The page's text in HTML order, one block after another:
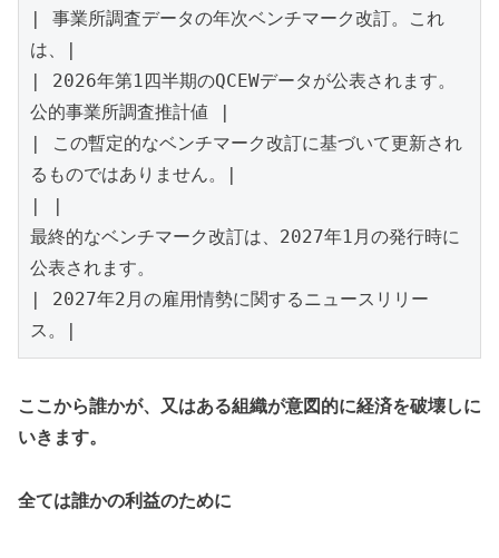
| 事業所調査データの年次ベンチマーク改訂。これ
は、|
| 2026年第1四半期のQCEWデータが公表されます。
公的事業所調査推計値 |
| この暫定的なベンチマーク改訂に基づいて更新され
るものではありません。|
| |
最終的なベンチマーク改訂は、2027年1月の発行時に
公表されます。
| 2027年2月の雇用情勢に関するニュースリリー
ス。|
ここから誰かが、又はある組織が意図的に経済を破壊しに
いきます。
全ては誰かの利益のために